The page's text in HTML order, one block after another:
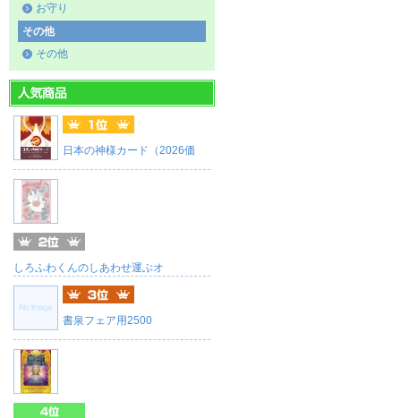
お守り
その他
その他
日本の神様カード（2026価
しろふわくんのしあわせ運ぶオ
書泉フェア用2500